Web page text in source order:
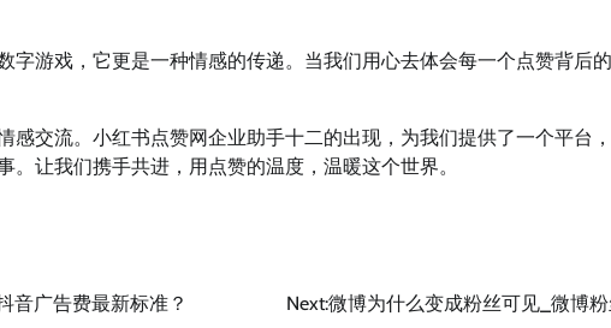
字游戏，它更是一种情感的传递。当我们用心去体会每一个点赞背后
感交流。小红书点赞网企业助手十二的出现，为我们提供了一个平台
让我们携手共进，用点赞的温度，温暖这个世界。
音广告费最新标准？ Next:微博为什么变成粉丝可见_微博